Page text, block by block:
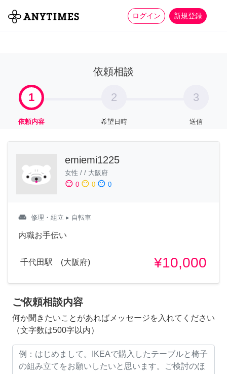
ログイン 新規登録
全て 家事 more_horiz
依頼相談
1
依頼内容
2
希望日時
3
送信
emiemi1225
女性 / / 大阪府
sentiment_satisfied 0 sentiment_neutral 0 sentiment_dissatisfied 0
weekend 修理・組立 ▸ 自転車
内職お手伝い
千代田駅 (大阪府) ¥10,000
ご依頼相談内容
何か聞きたいことがあればメッセージを入れてください
（文字数は500字以内）